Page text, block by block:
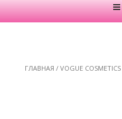
ГЛАВНАЯ / VOGUE COSMETICS